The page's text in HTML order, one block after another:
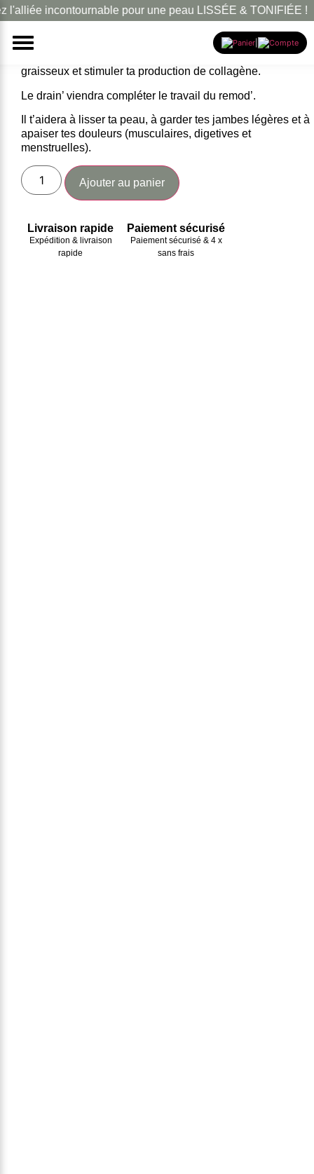
incontournable pour une peau LISSÉE & TONIFIÉE !
Le duo drain’ & remod’
Le remod’ t’aidera pour déloger ta cellulite, casser tes
graisseux et stimuler ta production de collagène.
Le drain’ viendra compléter le travail du remod’.
Il t’aidera à lisser ta peau, à garder tes jambes légères et à
apaiser tes douleurs (musculaires, digetives et
menstruelles).
Ajouter au panier
Livraison rapide
Expédition & livraison
rapide
Paiement sécurisé
Paiement sécurisé & 4 x
sans frais